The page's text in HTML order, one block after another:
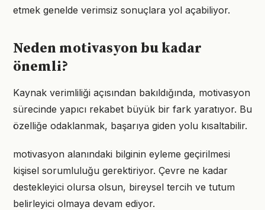
etmek genelde verimsiz sonuçlara yol açabiliyor.
Neden motivasyon bu kadar
önemli?
Kaynak verimliliği açısından bakıldığında, motivasyon
sürecinde yapıcı rekabet büyük bir fark yaratıyor. Bu
özelliğe odaklanmak, başarıya giden yolu kısaltabilir.
motivasyon alanındaki bilginin eyleme geçirilmesi
kişisel sorumluluğu gerektiriyor. Çevre ne kadar
destekleyici olursa olsun, bireysel tercih ve tutum
belirleyici olmaya devam ediyor.